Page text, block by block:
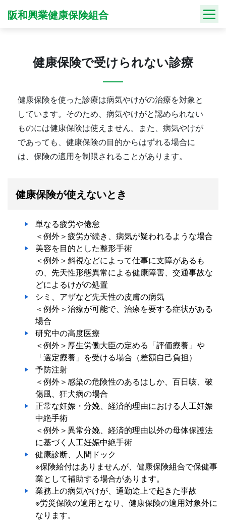
阪和興業健康保険組合
健康保険で受けられない診療
健康保険を使った診療は病気やけがの治療を対象と
しています。そのため、病気やけがと認められない
ものには健康保険は使えません。また、病気やけが
であっても、健康保険の目的からはずれる場合に
は、保険の適用を制限されることがあります。
健康保険が使えないとき
単なる疲労や倦怠
＜例外＞疲労が続き、病気が疑われるような場合
美容を目的とした整形手術
＜例外＞斜視などによって仕事に支障があるも
の、先天性形態異常による健康障害、交通事故な
どによるけがの処置
シミ、アザなど先天性の皮膚の病気
＜例外＞治療が可能で、治療を要する症状がある
場合
研究中の高度医療
＜例外＞厚生労働大臣の定める「評価療養」や
「選定療養」を受ける場合（差額自己負担）
予防注射
＜例外＞感染の危険性のあるはしか、百日咳、破
傷風、狂犬病の場合
正常な妊娠・分娩、経済的理由における人工妊娠
中絶手術
＜例外＞異常分娩、経済的理由以外の母体保護法
に基づく人工妊娠中絶手術
健康診断、人間ドック
※保険給付はありませんが、健康保険組合で保健事
業として補助する場合があります。
業務上の病気やけが、通勤途上で起きた事故
※労災保険の適用となり、健康保険の適用対象外に
なります。